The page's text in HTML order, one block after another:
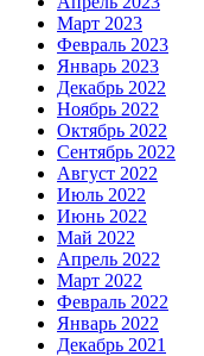
Март 2023
Февраль 2023
Январь 2023
Декабрь 2022
Ноябрь 2022
Октябрь 2022
Сентябрь 2022
Август 2022
Июль 2022
Июнь 2022
Май 2022
Апрель 2022
Март 2022
Февраль 2022
Январь 2022
Декабрь 2021